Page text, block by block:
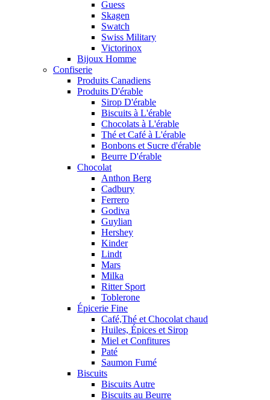
Guess
Skagen
Swatch
Swiss Military
Victorinox
Bijoux Homme
Confiserie
Produits Canadiens
Produits D'érable
Sirop D'érable
Biscuits à L'érable
Chocolats à L'érable
Thé et Café à L'érable
Bonbons et Sucre d'érable
Beurre D'érable
Chocolat
Anthon Berg
Cadbury
Ferrero
Godiva
Guylian
Hershey
Kinder
Lindt
Mars
Milka
Ritter Sport
Toblerone
Épicerie Fine
Café,Thé et Chocolat chaud
Huiles, Épices et Sirop
Miel et Confitures
Paté
Saumon Fumé
Biscuits
Biscuits Autre
Biscuits au Beurre